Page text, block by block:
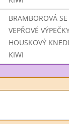
BRAMBOROVÁ
VEPŘOVÉ
HOUSKOVÝ
KIWI